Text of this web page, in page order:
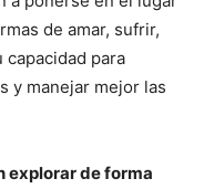
de amar, sufrir,
para
y manejar mejor las
explorar de forma